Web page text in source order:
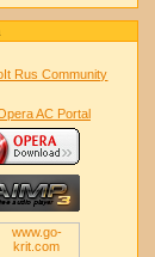
Rus Community
AC Portal